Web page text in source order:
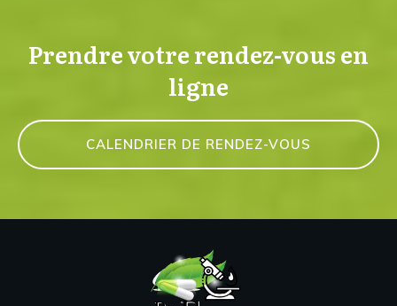
Prendre votre rendez-vous en
ligne
CALENDRIER DE RENDEZ-VOUS